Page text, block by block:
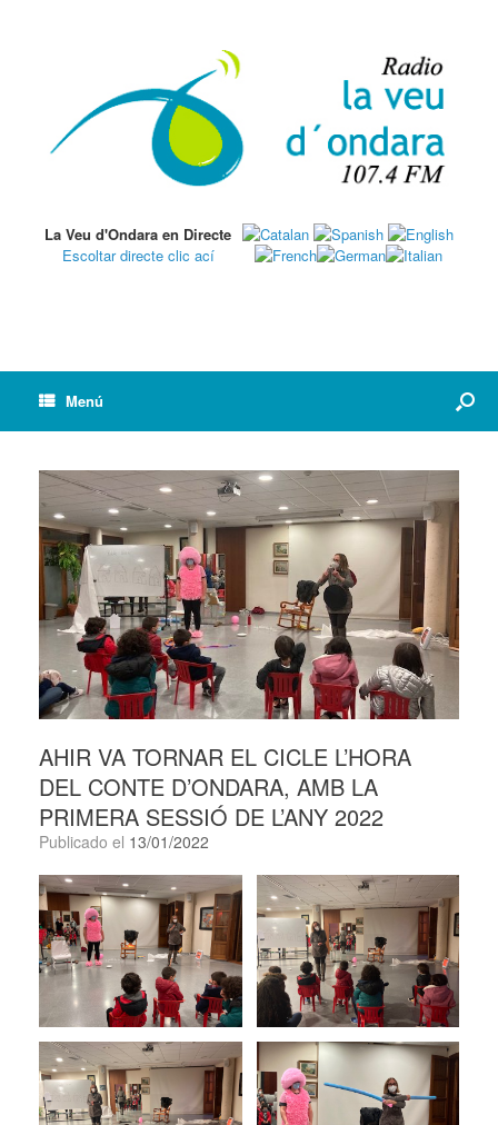
La Veu d'Ondara en Directe
Escoltar directe clic ací
Menú
AHIR VA TORNAR EL CICLE L’HORA
DEL CONTE D’ONDARA, AMB LA
PRIMERA SESSIÓ DE L’ANY 2022
Publicado el 13/01/2022